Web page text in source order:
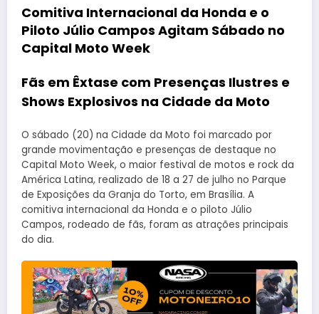
Comitiva Internacional da Honda e o
Piloto Júlio Campos Agitam Sábado no
Capital Moto Week
Fãs em Êxtase com Presenças Ilustres e
Shows Explosivos na Cidade da Moto
O sábado (20) na Cidade da Moto foi marcado por
grande movimentação e presenças de destaque no
Capital Moto Week, o maior festival de motos e rock da
América Latina, realizado de 18 a 27 de julho no Parque
de Exposições da Granja do Torto, em Brasília. A
comitiva internacional da Honda e o piloto Júlio
Campos, rodeado de fãs, foram as atrações principais
do dia.